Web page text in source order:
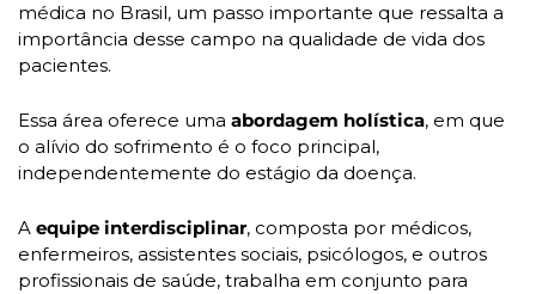
médica no Brasil, um passo importante que ressalta a
importância desse campo na qualidade de vida dos
pacientes.
Essa área oferece uma abordagem holística, em que
o alívio do sofrimento é o foco principal,
independentemente do estágio da doença.
A equipe interdisciplinar, composta por médicos,
enfermeiros, assistentes sociais, psicólogos, e outros
profissionais de saúde, trabalha em conjunto para